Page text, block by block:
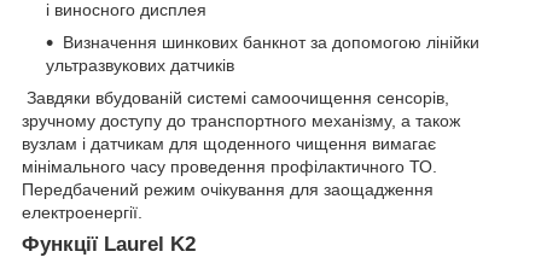
і виносного дисплея
Визначення шинкових банкнот за допомогою лінійки
ультразвукових датчиків
Завдяки вбудованій системі самоочищення сенсорів,
зручному доступу до транспортного механізму, а також
вузлам і датчикам для щоденного чищення вимагає
мінімального часу проведення профілактичного ТО.
Передбачений режим очікування для заощадження
електроенергії.
Функції Laurel K2